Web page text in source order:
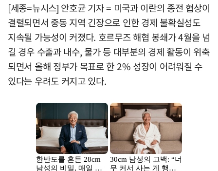
[세종=뉴시스] 안호균 기자 = 미국과 이란의 종전 협상이
결렬되면서 중동 지역 긴장으로 인한 경제 불확실성도
지속될 가능성이 커졌다. 호르무즈 해협 봉쇄가 4월을 넘
길 경우 수출과 내수, 물가 등 대부분의 경제 활동이 위축
되면서 올해 정부가 목표로 한 2% 성장이 어려워질 수
있다는 우려도 커지고 있다.